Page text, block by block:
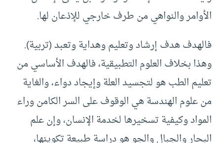
الأوامر والنواهي من طرف خارجي للإذعان لها.
فالهدف هدف إرشاد وتعليم وهداية وتعبد (تربية).
وهذا بخلاف العلوم التطبيقية، فالهدف الأساسي من
تعليم الطب هو لتجسيد العلة وإيجاد دواء، والغاية
من علوم الهندسة هي الوقوف على السر الكامن وراء
المواد وكيفية تسخيرها لخدمة الإنسان، وإن علم
البحار والجبال والجو هو دراسة طبيعة تكوينها،